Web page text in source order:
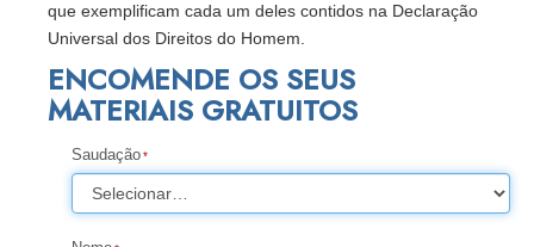
que exemplificam cada um deles contidos na Declaração
Universal dos Direitos do Homem.
ENCOMENDE OS SEUS
MATERIAIS GRATUITOS
Saudação